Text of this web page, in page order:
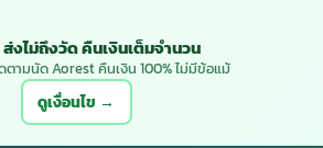
งไม่ถึงวัด คืนเงินเต็มจำนวน
ตามนัด Aorest คืนเงิน 100% ไม่มีข้อแม้
ดูเงื่อนไข →